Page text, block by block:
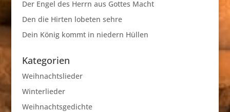
Der Engel des Herrn aus Gottes Macht
Den die Hirten lobeten sehre
Dein König kommt in niedern Hüllen
Kategorien
Weihnachtslieder
Winterlieder
Weihnachtsgedichte